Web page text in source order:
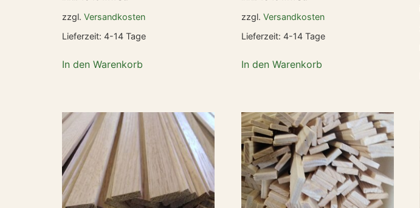
zzgl. Versandkosten
Lieferzeit: 4-14 Tage
In den Warenkorb
zzgl. Versandkosten
Lieferzeit: 4-14 Tage
In den Warenkorb